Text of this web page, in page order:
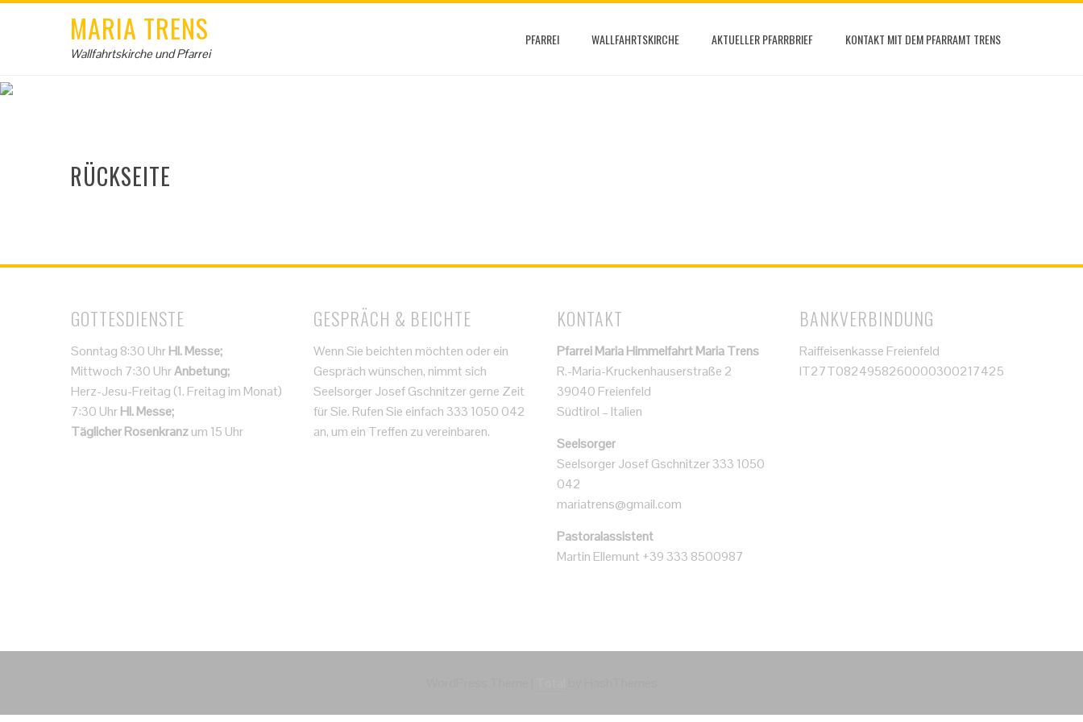
MARIA TRENS
Wallfahrtskirche und Pfarrei
PFARREI WALLFAHRTSKIRCHE AKTUELLER PFARRBRIEF KONTAKT MIT DEM PFARRAMT TRENS
RÜCKSEITE
GOTTESDIENSTE
Sonntag 8:30 UhrHl. Messe;
Mittwoch 7:30 UhrAnbetung;
Herz-Jesu-Freitag (1. Freitag im Monat)
7:30 UhrHl. Messe;
Täglicher Rosenkranzum 15 Uhr
GESPRÄCH & BEICHTE
Wenn Sie beichten möchten oder ein
Gespräch wünschen, nimmt sich
Seelsorger Josef Gschnitzer gerne Zeit
für Sie. Rufen Sie einfach 333 1050 042
an, um ein Treffen zu vereinbaren.
KONTAKT
Pfarrei Maria Himmelfahrt Maria Trens
R.-Maria-Kruckenhauserstraße 2
39040 Freienfeld
Südtirol – Italien
Seelsorger
Seelsorger Josef Gschnitzer 333 1050
042
mariatrens@gmail.com
Pastoralassistent
Martin Ellemunt +39 333 8500987
BANKVERBINDUNG
Raiffeisenkasse Freienfeld
IT27T0824958260000300217425